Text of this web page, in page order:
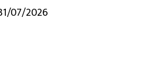
07/2026